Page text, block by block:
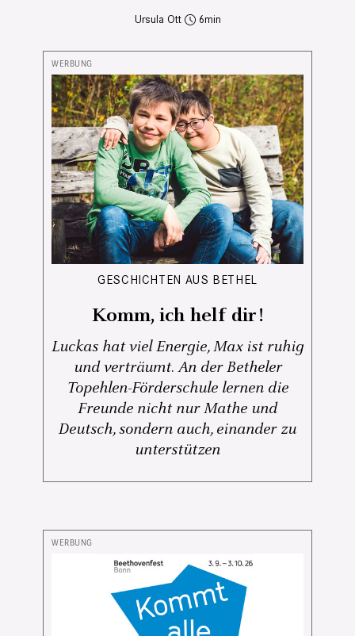
Ursula Ott 6
GESCHICHTEN AUS BETHEL
Komm, ich helf dir!
Luckas hat viel Energie, Max ist ruhig
und verträumt. An der Betheler
Topehlen-Förderschule lernen die
Freunde nicht nur Mathe und
Deutsch, sondern auch, einander zu
unterstützen